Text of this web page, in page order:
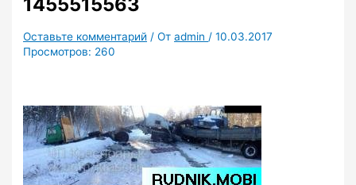
Оставьте комментарий / Отadmin /10.03.2017
Просмотров: 260